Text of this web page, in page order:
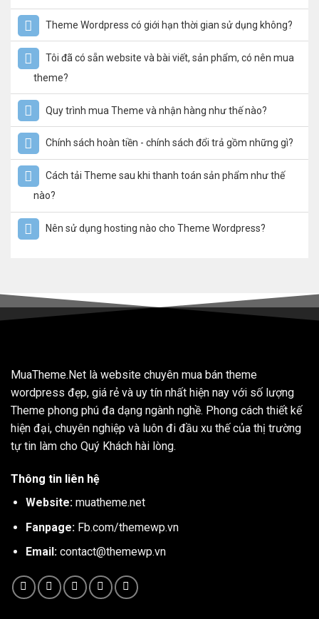
Theme Wordpress có giới hạn thời gian sử dụng không?
Tôi đã có sẵn website và bài viết, sản phẩm, có nên mua
theme?
Quy trình mua Theme và nhận hàng như thế nào?
Chính sách hoàn tiền - chính sách đổi trả gồm những gì?
Cách tải Theme sau khi thanh toán sản phẩm như thế
nào?
Nên sử dụng hosting nào cho Theme Wordpress?
MuaTheme.Net là website chuyên mua bán theme
wordpress đẹp, giá rẻ và uy tín nhất hiện nay với số lượng
Theme phong phú đa dạng ngành nghề. Phong cách thiết kế
hiện đại, chuyên nghiệp và luôn đi đầu xu thế của thị trường
tự tin làm cho Quý Khách hài lòng.
Thông tin liên hệ
Website: muatheme.net
Fanpage: Fb.com/themewp.vn
Email: contact@themewp.vn